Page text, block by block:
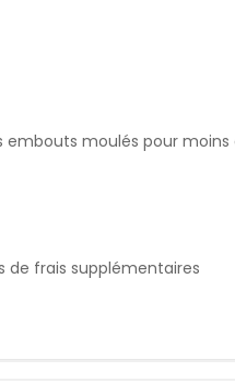
moulés pour moins
de frais supplémentaires